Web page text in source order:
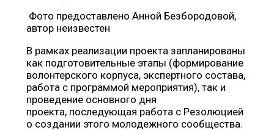
Фото предоставлено Анной Безбородовой,
автор неизвестен
В рамках реализации проекта запланированы
как подготовительные этапы (формирование
волонтерского корпуса, экспертного состава,
работа с программой мероприятия), так и
проведение основного дня
проекта, последующая работа с Резолюцией
о создании этого молодежного сообщества.